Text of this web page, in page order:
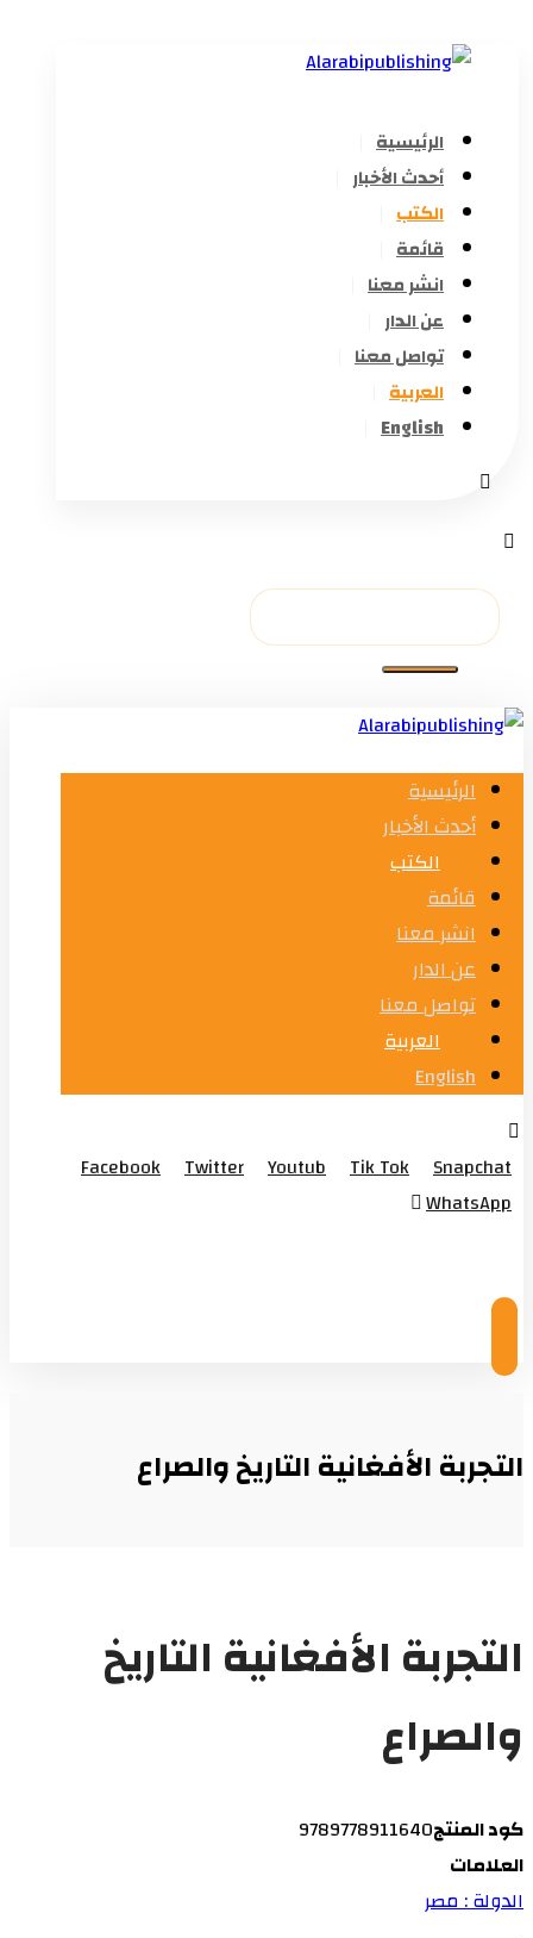
الرئيسية
أحدث الأخبار
الكتب
قائمة
انشر معنا
عن الدار
تواصل معنا
العربية
English
الرئيسية
أحدث الأخبار
الكتب
قائمة
انشر معنا
عن الدار
تواصل معنا
العربية
English
Facebook Twitter Youtub Tik Tok
Snapchat
WhatsApp
التجربة الأفغانية التاريخ والصراع
التجربة الأفغانية التاريخ
والصراع
كود المنتج9789778911640
العلامات
الدولة : مصر